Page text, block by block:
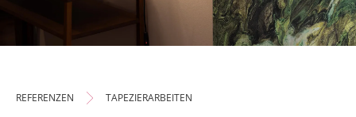
REFERENZEN TAPEZIERARBEITEN